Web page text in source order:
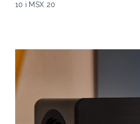
10 i MSX 20